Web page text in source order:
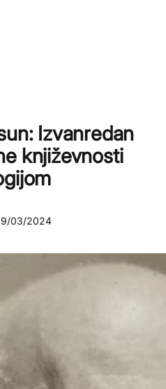
Izvanredan
književnosti
03/2024